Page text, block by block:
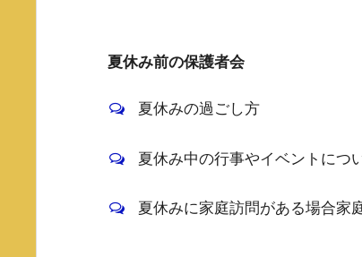
夏休み前の保護者会
夏休みの過ごし方
夏休み中の行事やイベントにつ
夏休みに家庭訪問がある場合家